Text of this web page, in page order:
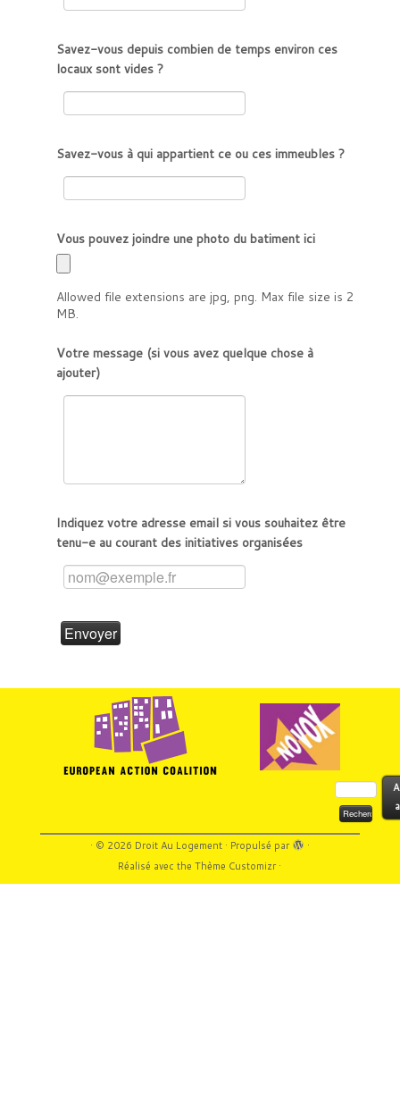
Savez-vous depuis combien de temps environ ces
locaux sont vides ?
Savez-vous à qui appartient ce ou ces immeubles ?
Vous pouvez joindre une photo du batiment ici
Allowed file extensions are jpg, png. Max file size is 2
MB.
Votre message (si vous avez quelque chose à
ajouter)
Indiquez votre adresse email si vous souhaitez être
tenu-e au courant des initiatives organisées
Rechercher :
· © 2026 Droit Au Logement· Propulsé par
·
Réalisé avec theThème Customizr·